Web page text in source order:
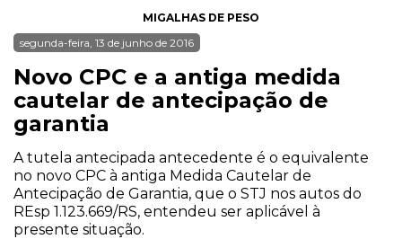
MIGALHAS DE PESO
segunda-feira, 13 de junho de 2016
Novo CPC e a antiga medida
cautelar de antecipação de
garantia
A tutela antecipada antecedente é o equivalente
no novo CPC à antiga Medida Cautelar de
Antecipação de Garantia, que o STJ nos autos do
REsp 1.123.669/RS, entendeu ser aplicável à
presente situação.